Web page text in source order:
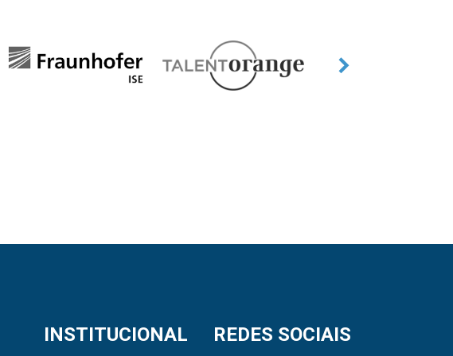
INSTITUCIONAL REDES SOCIAIS